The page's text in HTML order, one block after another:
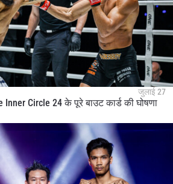
जुलाई 27
Inner Circle 24 के पूरे बाउट कार्ड की घोषणा